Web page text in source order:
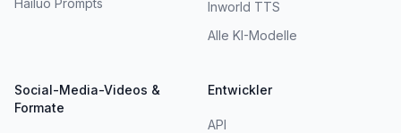
Inworld TTS
Alle KI-Modelle
Social-Media-Videos &
Formate
Entwickler
API